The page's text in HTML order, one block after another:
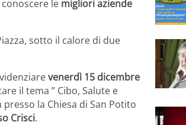
le migliori aziende
sotto il calore di due
venerdì 15 dicembre
il tema ” Cibo, Salute e
la Chiesa di San Potito
Crisci.